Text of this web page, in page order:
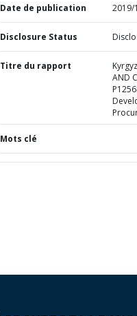
Date de publication 2019/
Disclosure Status
Titre du rapport
AND
Mots clé